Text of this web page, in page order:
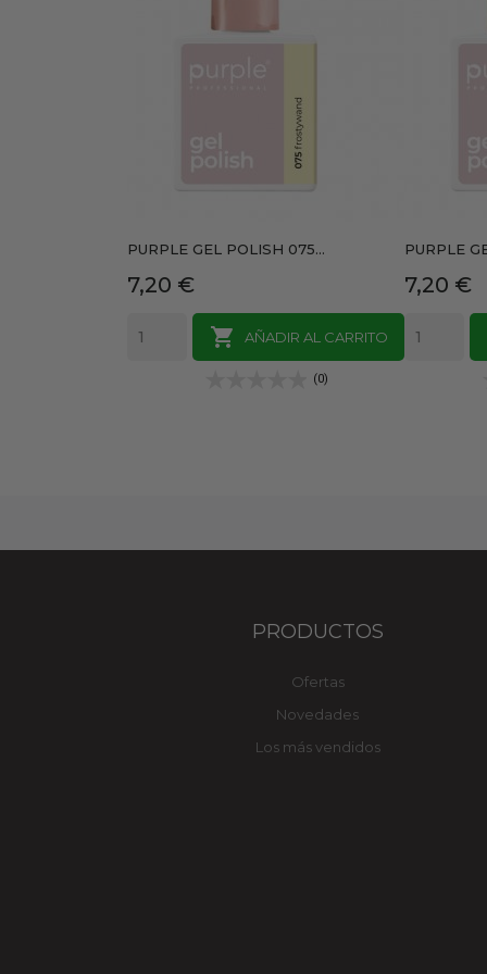
PURPLE GEL POLISH 075...
Precio
7,20 €

AÑADIR AL CARRITO
(0)
PURPLE
Precio
7,20 €
PRODUCTOS
Ofertas
Novedades
Los más vendidos